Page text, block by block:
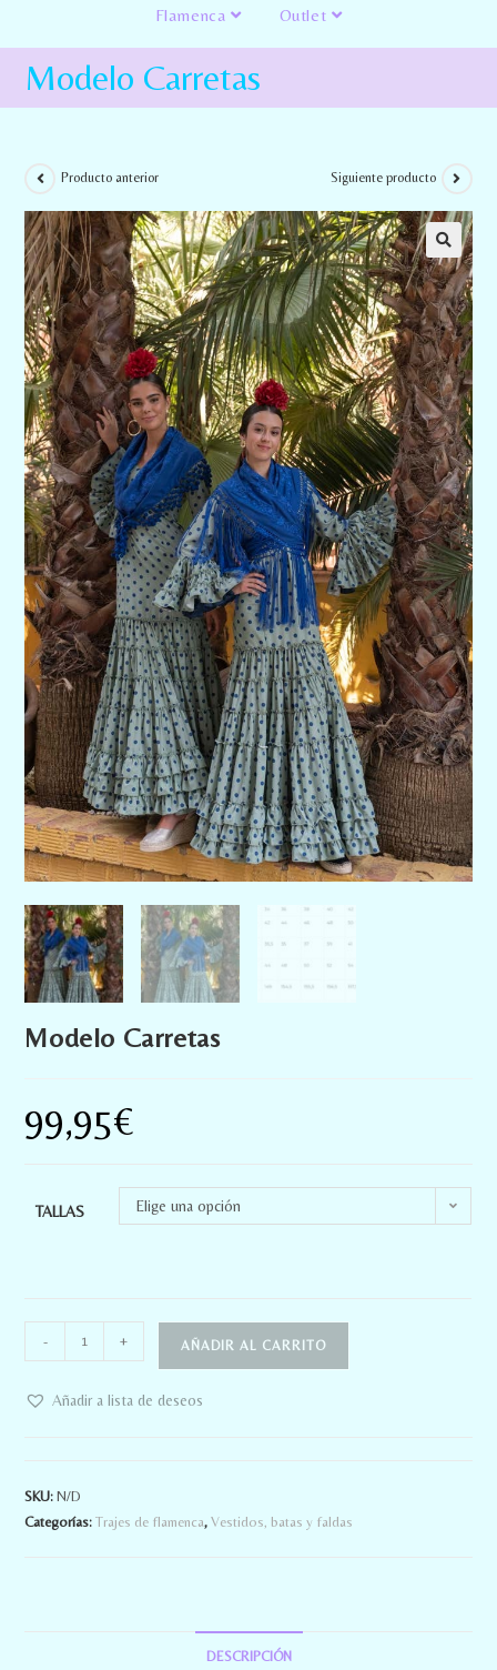
Flamenca Outlet
Modelo Carretas
Producto anterior Siguiente producto
Modelo Carretas
99,95€
TALLAS Elige una opción
- + AÑADIR AL CARRITO
Añadir a lista de deseos
SKU:N/D
Categorías:Trajes de flamenca,Vestidos, batas y faldas
DESCRIPCIÓN